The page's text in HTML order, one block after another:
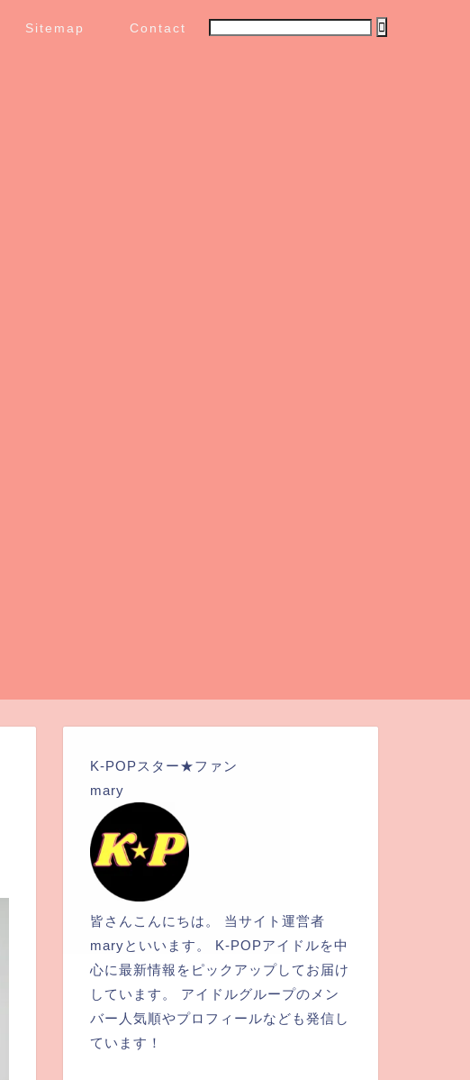
Sitemap Contact
K-POPスター★ファン
mary
皆さんこんにちは。 当サイト運営者
maryといいます。 K-POPアイドルを中
心に最新情報をピックアップしてお届け
しています。 アイドルグループのメン
バー人気順やプロフィールなども発信し
ています！